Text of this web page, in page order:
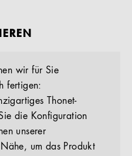
wir für Sie
fertigen:
Thonet-
die Konfiguration
unserer
um das Produkt